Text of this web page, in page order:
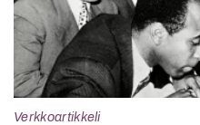
Verkkoartikkeli